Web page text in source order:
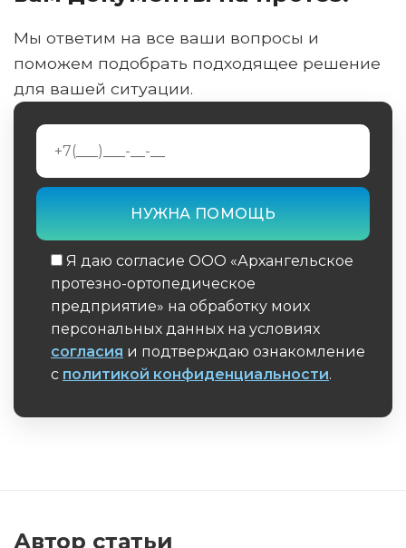
Мы ответим на все ваши вопросы и
поможем подобрать подходящее решение
для вашей ситуации.
Я даю согласие ООО «Архангельское
протезно-ортопедическое
предприятие» на обработку моих
персональных данных на условиях
согласия и подтверждаю ознакомление
с политикой конфиденциальности.
Автор статьи